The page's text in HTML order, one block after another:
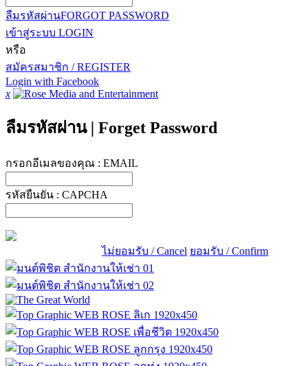
ลืมรหัสผ่านFORGOT PASSWORD
เข้าสู่ระบบ LOGIN
หรือ
สมัครสมาชิก / REGISTER
Login with Facebook
x
ลืมรหัสผ่าน | Forget Password
กรอกอีเมลของคุณ : EMAIL
รหัสยืนยัน : CAPCHA
ไม่ยอมรับ / Cancel ยอมรับ / Confirm